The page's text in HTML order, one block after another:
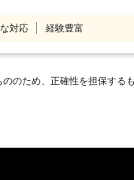
えのため家具を移動したいとき
は法律に違反すること
ったこと」があれば誠心
！
対応 経験豊富
のため、正確性を担保する